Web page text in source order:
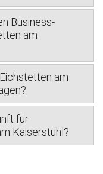
Business-
am
am
für
Kaiserstuhl?